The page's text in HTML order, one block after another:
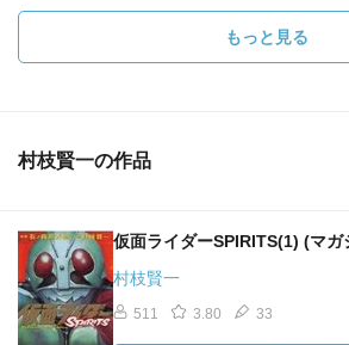
もっと見る
村枝賢一の作品
仮面ライダーSPIRITS(1) (マガ
村枝賢一
511 3.80 33